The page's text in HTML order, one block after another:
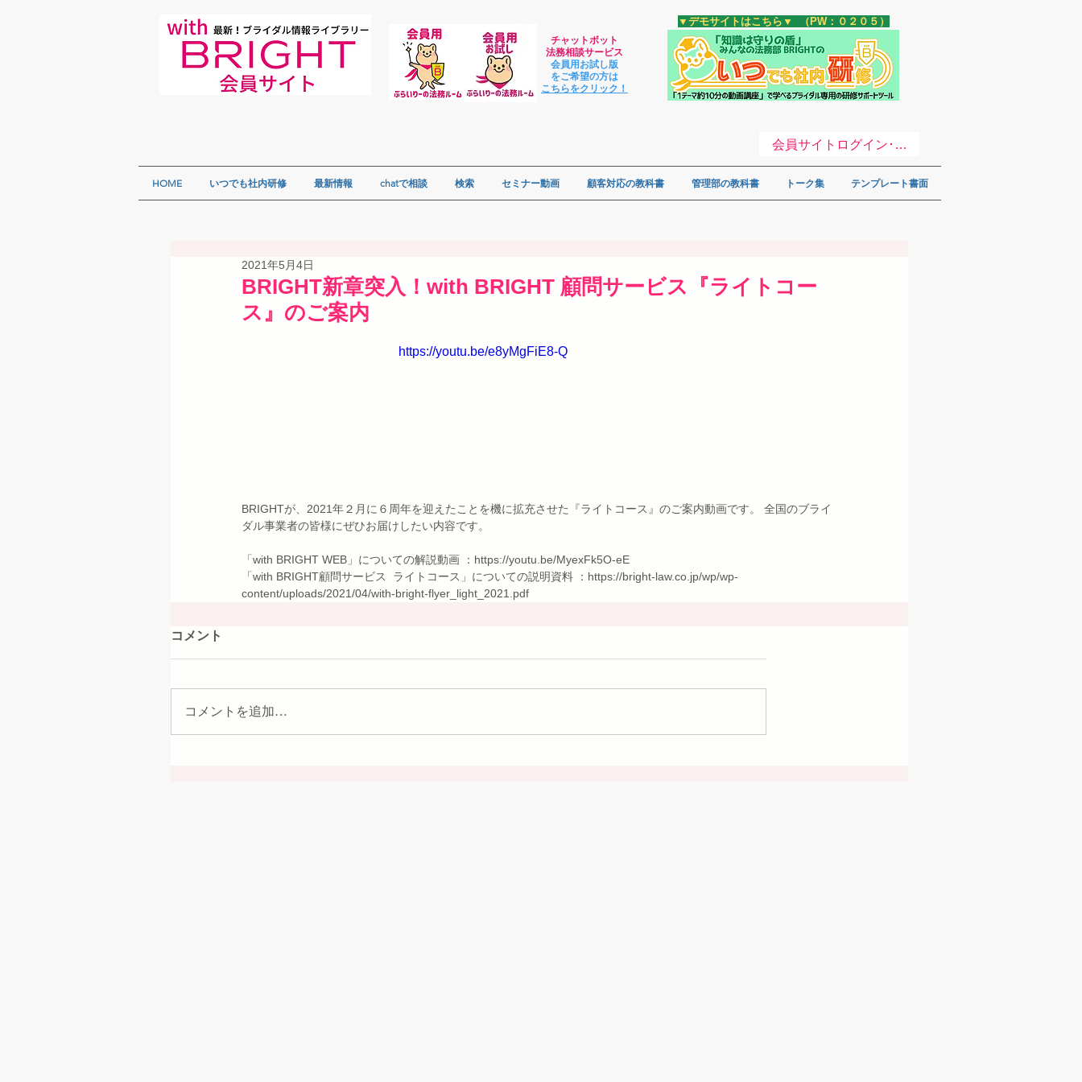
チャットボット
法務相談サービス
会員用お試し版
をご希望の方は
​こちらをクリック！
​▼デモサイトはこちら▼ （PW：０２０５）
HOME いつでも社内研修 最新情報 chatで相談 検索 セミナー動画 顧客対応の教科書 管理部の教科書 トーク集 テンプレート書面
BRIGHT新章突入！with BRIGHT 顧問サービス『ライトコー
ス』のご案内
2021年5月4日
https://youtu.be/e8yMgFiE8-Q
BRIGHTが、2021年２月に６周年を迎えたことを機に拡充させた『ライトコース』のご案内動画です。 全国のブライ
ダル事業者の皆様にぜひお届けしたい内容です。
「with BRIGHT WEB」についての解説動画 ：https://youtu.be/MyexFk5O-eE
「with BRIGHT顧問サービス  ライトコース」についての説明資料 ：https://bright-law.co.jp/wp/wp-
content/uploads/2021/04/with-bright-flyer_light_2021.pdf
コメント
コメントを追加…